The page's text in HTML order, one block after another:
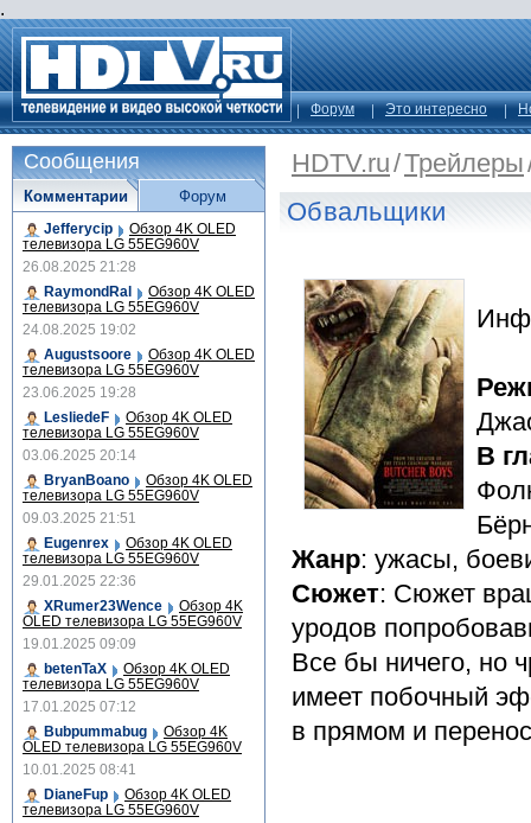
.
Форум Это интересно
HDTV.ru/Трейлеры
Обвальщики
В
Жанр: ужасы,
Сюжет: Сюжет
уродов
Все бы ничего, но
имеет побочный
в прямом и
Сообщения
Комментарии
Jefferycip Обзор 4K OLED
телевизора LG 55EG960V
26.08.2025 21:28
RaymondRal
Обзор 4K OLED
телевизора LG 55EG960V
24.08.2025 19:02
Augustsoore
Обзор 4K OLED
телевизора LG 55EG960V
23.06.2025 19:28
LesliedeF
Обзор 4K OLED
телевизора LG 55EG960V
03.06.2025 20:14
BryanBoano
Обзор 4K OLED
телевизора LG 55EG960V
09.03.2025 21:51
Eugenrex
Обзор 4K OLED
телевизора LG 55EG960V
29.01.2025 22:36
XRumer23Wence
Обзор 4K
OLED телевизора LG 55EG960V
19.01.2025 09:09
betenTaX
Обзор 4K OLED
телевизора LG 55EG960V
17.01.2025 07:12
Bubpummabug
Обзор 4K
OLED телевизора LG 55EG960V
10.01.2025 08:41
DianeFup
Обзор 4K OLED
телевизора LG 55EG960V
Форум